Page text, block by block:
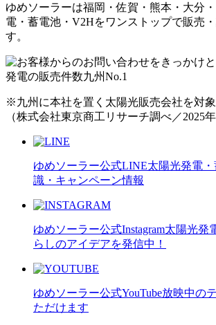
ゆめソーラーは福岡・佐賀・熊本・大分
電・蓄電池・V2Hをワンストップで販売
す。
※九州に本社を置く太陽光販売会社を対
（株式会社東京商工リサーチ調べ／2025年
ゆめソーラー公式LINE太陽光発電
識・キャンペーン情報
ゆめソーラー公式Instagram太陽光発
らしのアイデアを発信中！
ゆめソーラー公式YouTube放映中の
ただけます